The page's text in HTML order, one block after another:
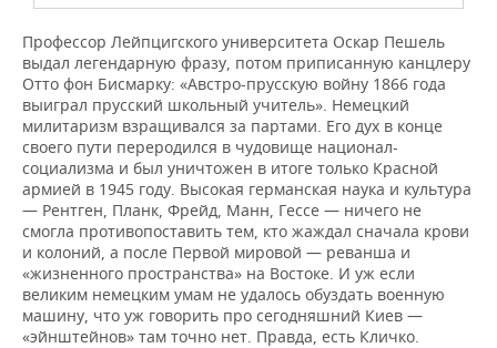
ФИГУРНОЕ КАТАНИЕ
ВОДНЫЕ ВИДЫ СПОРТА
ХОККЕЙ С МЯЧОМ
МЕДИЦИНА
ОБРАЗОВАНИЕ
ПРОИСШЕСТВИЯ
Профессор Лейпцигского университета Оскар Пешель
выдал легендарную фразу, потом приписанную канцлеру
Отто фон Бисмарку: «Австро-прусскую войну 1866 года
выиграл прусский школьный учитель». Немецкий
милитаризм взращивался за партами. Его дух в конце
своего пути переродился в чудовище национал-
социализма и был уничтожен в итоге только Красной
армией в 1945 году. Высокая германская наука и культура
— Рентген, Планк, Фрейд, Манн, Гессе — ничего не
смогла противопоставить тем, кто жаждал сначала крови
и колоний, а после Первой мировой — реванша и
«жизненного пространства» на Востоке. И уж если
великим немецким умам не удалось обуздать военную
машину, что уж говорить про сегодняшний Киев —
«эйнштейнов» там точно нет. Правда, есть Кличко.